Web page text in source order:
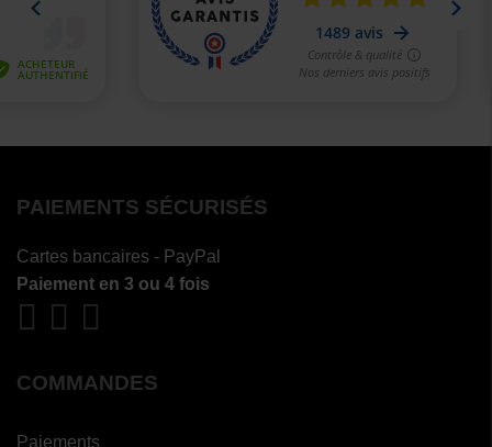
PAIEMENTS SÉCURISÉS
Cartes bancaires - PayPal
Paiement en 3 ou 4 fois
COMMANDES
Paiements